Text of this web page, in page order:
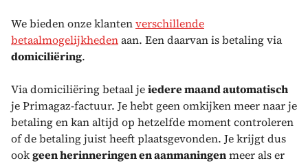
We bieden onze klantenverschillende
betaalmogelijkhedenaan. Een daarvan is betaling via
domiciliëring.
Via domiciliëring betaal jeiedere maand automatisch
je Primagaz-factuur. Je hebt geen omkijken meer naar je
betaling en kan altijd op hetzelfde moment controleren
of de betaling juist heeft plaatsgevonden. Je krijgt dus
ookgeen herinneringen en aanmaningenmeer als er